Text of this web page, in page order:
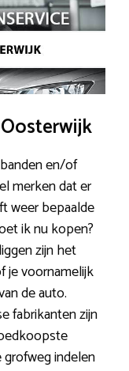
en/of
merken dat er
weer bepaalde
ik nu kopen?
zijn het
je voornamelijk
de auto.
fabrikanten zijn
indelen